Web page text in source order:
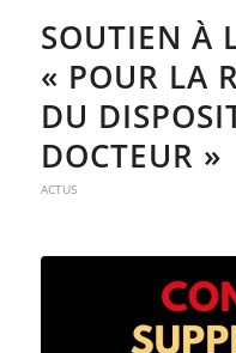
SOUTIEN À
« POUR LA
DU
DOCTEUR »
ACTUS